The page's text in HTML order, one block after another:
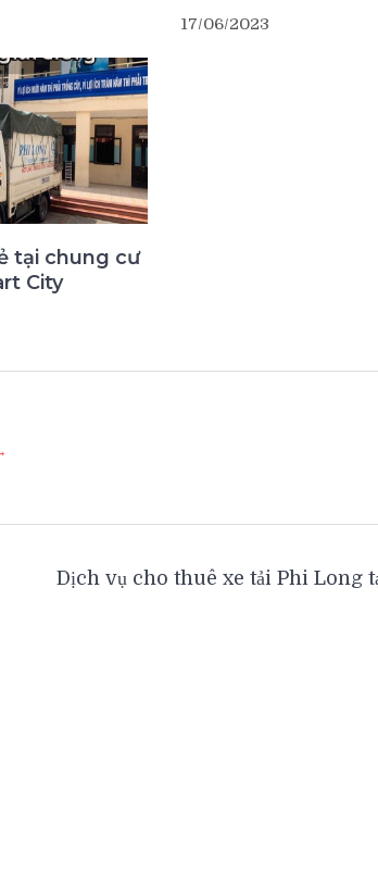
17/06/2023
tại chung cư
City
Dịch vụ cho thuê xe tải Phi Long